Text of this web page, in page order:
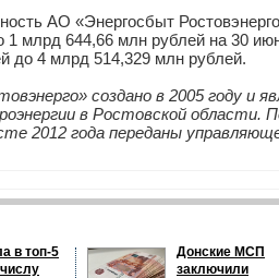
АО «Энергосбыт
1 млрд 644,66 млн рублей на 30
до 4 млрд 514,329 млн рублей.
создано в 2005 году и
в Ростовской области.
2012 года переданы
в топ-5
Донские МСП
заключили